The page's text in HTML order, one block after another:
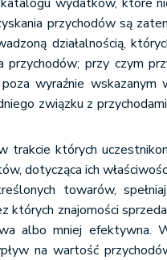
przychodów są
działalnością,
przychodów; przy czym
wyraźnie wskazanym
związku z
trakcie których
dotycząca ich
towarów,
których znajomości
albo mniej efektywna.
na wartość